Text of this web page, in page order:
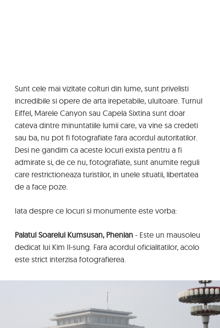
Sunt cele mai vizitate colturi din lume, sunt privelisti
incredibile si opere de arta irepetabile, uluitoare. Turnul
Eiffel, Marele Canyon sau Capela Sixtina sunt doar
cateva dintre minuntatiile lumii care, va vine sa credeti
sau ba, nu pot fi fotografiate fara acordul autoritatilor.
Desi ne gandim ca aceste locuri exista pentru a fi
admirate si, de ce nu, fotografiate, sunt anumite reguli
care restrictioneaza turistilor, in unele situatii, libertatea
de a face poze.
Iata despre ce locuri si monumente este vorba:
Palatul Soarelui Kumsusan, Phenian - Este un mausoleu
dedicat lui Kim Il-sung. Fara acordul oficialitatilor, acolo
este strict interzisa fotografierea.